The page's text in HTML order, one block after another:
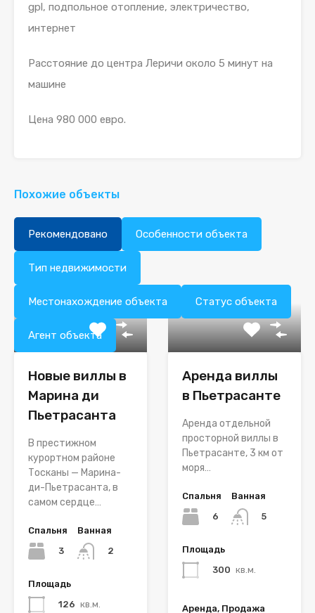
gpl, подпольное отопление, электричество,
интернет
Расстояние до центра Леричи около 5 минут на
машине
Цена 980 000 евро.
Похожие объекты
Рекомендовано Особенности объекта
Тип недвижимости
Местонахождение объекта Статус объекта
Агент объекта
Новые виллы в
Марина ди
Пьетрасанта
В престижном
курортном районе
Тосканы — Марина-
ди-Пьетрасанта, в
самом сердце…
Спальня
3
Ванная
2
Площадь
126 кв.м.
Аренда виллы
в Пьетрасанте
Аренда отдельной
просторной виллы в
Пьетрасанте, 3 км от
моря…
Спальня
6
Ванная
5
Площадь
300 кв.м.
Аренда, Продажа